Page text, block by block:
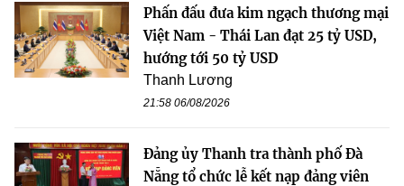
Phấn đấu đưa kim ngạch thương mại
Việt Nam - Thái Lan đạt 25 tỷ USD,
hướng tới 50 tỷ USD
Thanh Lương
21:58 06/08/2026
Đảng ủy Thanh tra thành phố Đà
Nẵng tổ chức lễ kết nạp đảng viên